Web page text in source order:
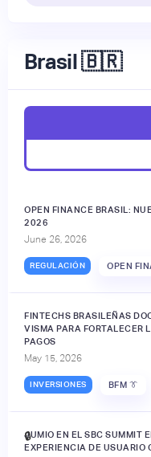
Brasil 🇧🇷
OPEN FINANCE BRASIL:
2026
June 26, 2026
REGULACIÓN OPEN
FINTECHS BRASILEÑAS
VISMA PARA FORTALECER
PAGOS
May 15, 2026
INVERSIONES BFM 👔
JUMIO EN EL SBC SUMMIT
EXPERIENCIA DE USUARIO
🔒